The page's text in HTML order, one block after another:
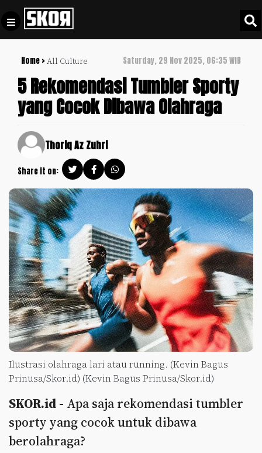
Home > All Culture Saturday, 29 Nov 2025, 06:35 WIB
5 Rekomendasi Tumbler Sporty
yang Cocok Dibawa Olahraga
Thoriq Az Zuhri
Share it on:
Ilustrasi olahraga lari atau running. (Kevin Bagus
Prinusa/Skor.id) (Kevin Bagus Prinusa/Skor.id)
SKOR.id - Apa saja rekomendasi tumbler
sporty yang cocok untuk dibawa
berolahraga?
Football +
Culture +
Sports
Update
+
Indonesia
SKOR
SPECIAL
Video
Policy
Pedoman
Pemberitaan
Media
Siber
Disclaimer
Tentang
Kami